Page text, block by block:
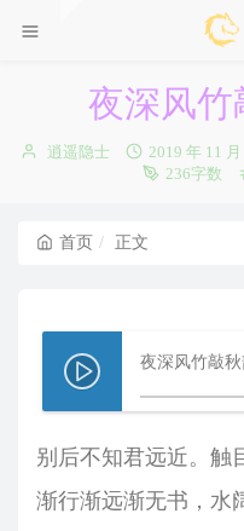
夜深风竹
博
逍遥隐士
发
布
2019 年 11 月
236字数
首页 正文
夜深风竹敲秋
别后不知君远近。触
渐行渐远渐无书，水